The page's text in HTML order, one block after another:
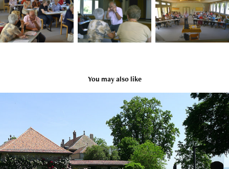
You may also like